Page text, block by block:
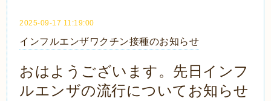
2025-09-17 11:19:00
インフルエンザワクチン接種のお知らせ
おはようございます。先日インフ
ルエンザの流行についてお知らせ